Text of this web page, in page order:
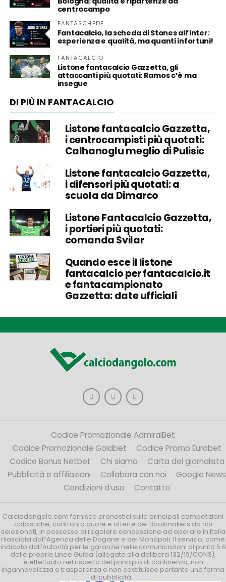
centrocampo
FANTASCHEDE
Fantacalcio, la scheda di Stones all’Inter:
esperienza e qualità, ma quanti infortuni!
FANTACALCIO
Listone fantacalcio Gazzetta, gli
attaccanti più quotati: Ramos c’è ma
insegue
DI PIÙ IN FANTACALCIO
Listone fantacalcio Gazzetta,
i centrocampisti più quotati:
Calhanoglu meglio di Pulisic
Listone fantacalcio Gazzetta,
i difensori più quotati: a
scuola da Dimarco
Listone Fantacalcio Gazzetta,
i portieri più quotati:
comanda Svilar
Quando esce il listone
fantacalcio per fantacalcio.it
e fantacampionato
Gazzetta: date ufficiali
Codice Promozionale AdmiralBet
Codice Promozionale Goldbet
Codice Promo Eurobet
Codice Bonus Netbet
Chi siamo
Carta del giornalista
Pubblicità e affiliazioni
Collabora con noi
Google News
Condizioni d’uso
Contatto
Calciodangolo.com fornisce pronostici sulle principali competizioni
calcistiche, confronta quote e offerte dei Bookmakers da noi
selezionati, in possesso di regolare concessione ad operare in Italia
rilasciata dall’Agenzia delle Dogane e dei Monopoli. Il servizio, come
indicato dall’Autorità per le garanzie nelle comunicazioni al punto 5.6
delle proprie Linee Guida (allegate alla delibera 132/19/CONS),
è effettuato nel rispetto del principio di continenza, non
ingannevolezza e trasparenza e non costituisce pertanto una forma
di pubblicità.